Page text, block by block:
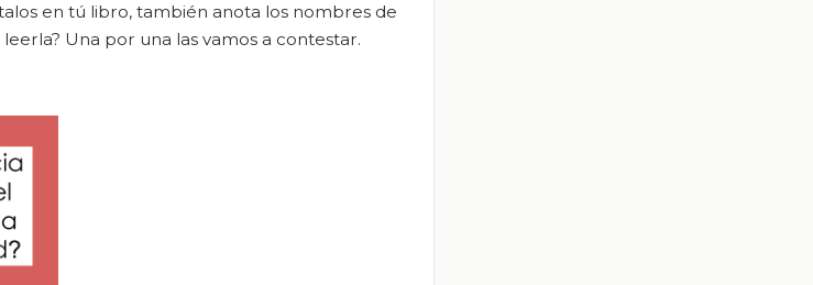
en tú libro, también anota los nombres de
Una por una las vamos a contestar.